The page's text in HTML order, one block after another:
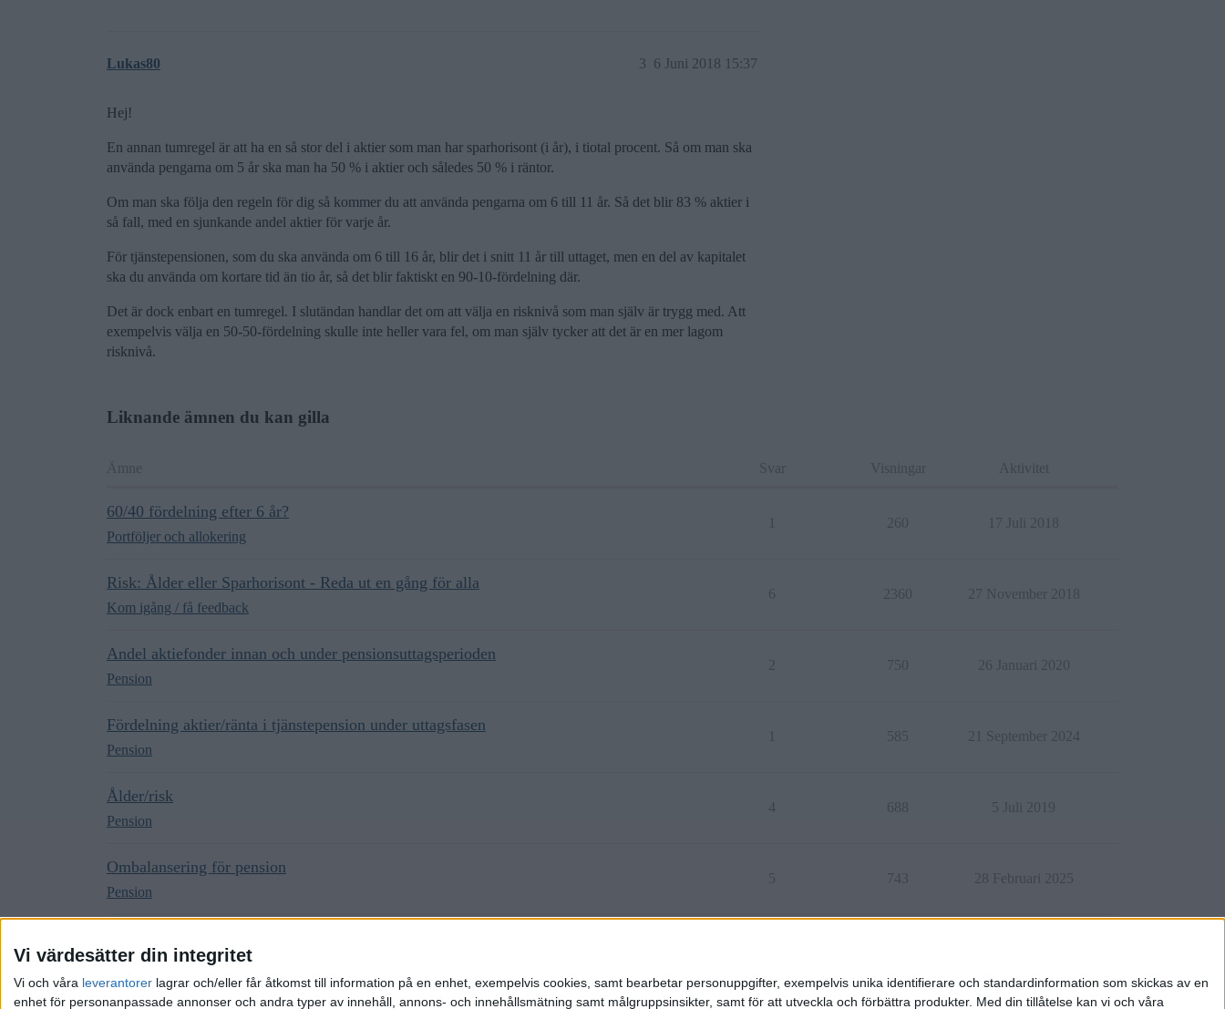
Vi värdesätter din integritet
Vi och våra leverantorer lagrar och/eller får åtkomst till information på en enhet, exempelvis cookies, samt bearbetar personuppgifter, exempelvis unika identifierare och standardinformation som skickas av en
enhet för personanpassade annonser och andra typer av innehåll, annons- och innehållsmätning samt målgruppsinsikter, samt för att utveckla och förbättra produkter. Med din tillåtelse kan vi och våra
Lukas80 6 Juni 2018 15:37
3
Hej!
En annan tumregel är att ha en så stor del i aktier som man har sparhorisont (i år), i tiotal procent. Så om man ska
använda pengarna om 5 år ska man ha 50 % i aktier och således 50 % i räntor.
Om man ska följa den regeln för dig så kommer du att använda pengarna om 6 till 11 år. Så det blir 83 % aktier i
så fall, med en sjunkande andel aktier för varje år.
För tjänstepensionen, som du ska använda om 6 till 16 år, blir det i snitt 11 år till uttaget, men en del av kapitalet
ska du använda om kortare tid än tio år, så det blir faktiskt en 90-10-fördelning där.
Det är dock enbart en tumregel. I slutändan handlar det om att välja en risknivå som man själv är trygg med. Att
exempelvis välja en 50-50-fördelning skulle inte heller vara fel, om man själv tycker att det är en mer lagom
risknivå.
Liknande ämnen du kan gilla
Ämne Svar Visningar Aktivitet
60/40 fördelning efter 6 år?
Portföljer och allokering
260 17 Juli 2018
Risk: Ålder eller Sparhorisont - Reda ut en gång för alla
Kom igång / få feedback
6 2360 27 November 2018
Andel aktiefonder innan och under pensionsuttagsperioden
Pension
750 26 Januari 2020
Fördelning aktier/ränta i tjänstepension under uttagsfasen
Pension
585 21 September 2024
Ålder/risk
Pension
4 688 5 Juli 2019
Ombalansering för pension
Pension
5 743 28 Februari 2025
Pension